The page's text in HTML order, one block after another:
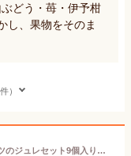
どう・苺・伊予柑
し、果物をそのま
）
お中元2023 父の日2023フレッシュフルーツのジュレセット9個入りバレンタイン バレンタインデー ホワイトデー 内祝 内祝い 出産内祝い 結婚内祝い 新築内祝い 御礼 誕生日 お祝い お返し 返礼品